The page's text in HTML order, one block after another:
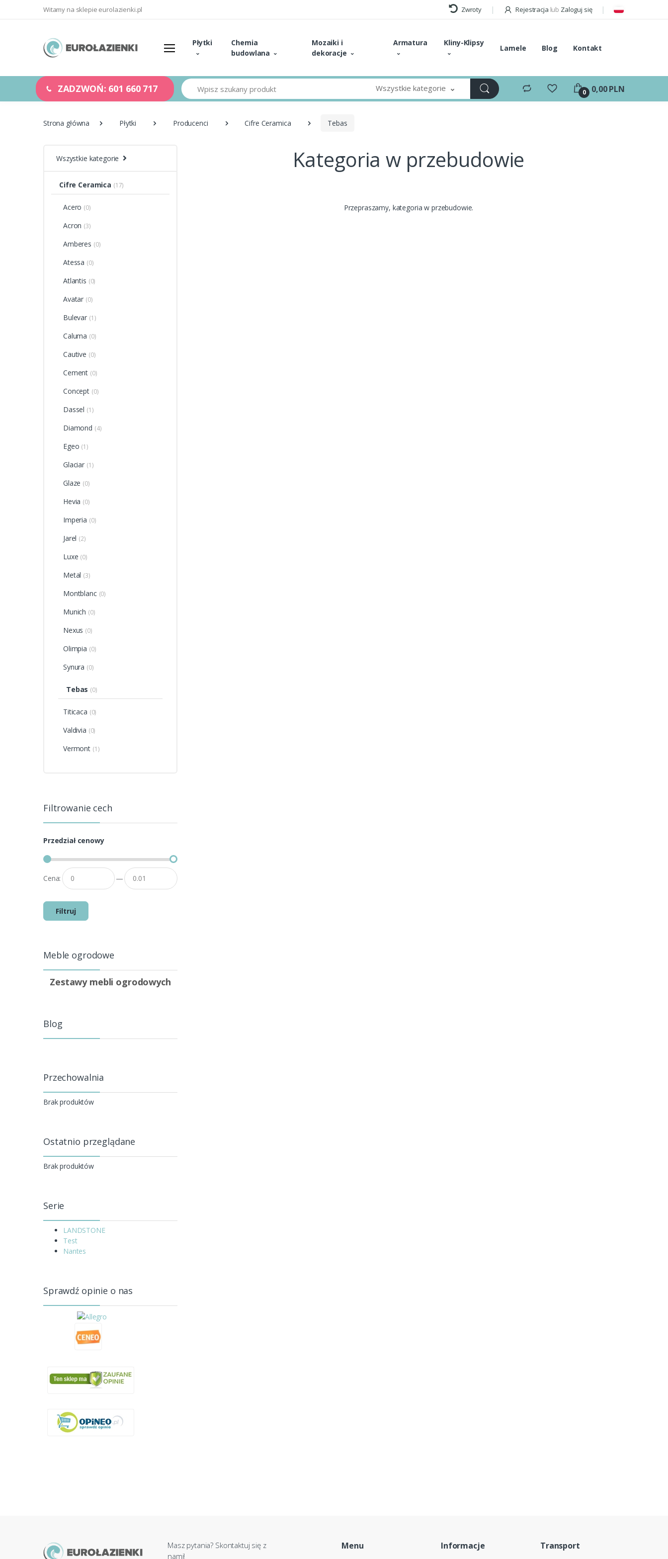
Witamy na sklepie eurolazienki.pl Zwroty Rejestracja lub Zaloguj się
Płytki
Chemia
budowlana
Mozaiki i
dekoracje
Armatura Kliny-Klipsy
Lamele Blog Kontakt
ZADZWOŃ: 601 660 717 Szukaj Wszystkie kategorie 0 0,00 PLN
Strona główna Płytki Producenci Cifre Ceramica Tebas
Wszystkie kategorie
Cifre Ceramica (17)
Acero (0)
Acron (3)
Amberes (0)
Atessa (0)
Atlantis (0)
Avatar (0)
Bulevar (1)
Caluma (0)
Cautive (0)
Cement (0)
Concept (0)
Dassel (1)
Diamond (4)
Egeo (1)
Glaciar (1)
Glaze (0)
Hevia (0)
Imperia (0)
Jarel (2)
Luxe (0)
Metal (3)
Montblanc (0)
Munich (0)
Nexus (0)
Olimpia (0)
Synura (0)
Tebas (0)
Titicaca (0)
Valdivia (0)
Vermont (1)
Filtrowanie cech
Przedział cenowy
Cena: —
Filtruj
Meble ogrodowe
Zestawy mebli ogrodowych
Blog
Przechowalnia
Brak produktów
Ostatnio przeglądane
Brak produktów
Serie
LANDSTONE
Test
Nantes
Sprawdź opinie o nas
Kategoria w przebudowie
Przepraszamy, kategoria w przebudowie.
Masz pytania? Skontaktuj się z
nami!
Menu Informacje Transport